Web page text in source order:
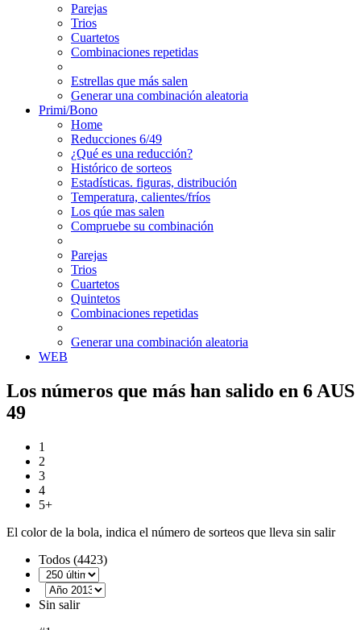
Parejas
Trios
Cuartetos
Combinaciones repetidas
Estrellas que más salen
Generar una combinación aleatoria
Primi/Bono
Home
Reducciones 6/49
¿Qué es una reducción?
Histórico de sorteos
Estadísticas. figuras, distribución
Temperatura, calientes/fríos
Los qúe mas salen
Compruebe su combinación
Parejas
Trios
Cuartetos
Quintetos
Combinaciones repetidas
Generar una combinación aleatoria
WEB
Los números que más han salido en 6 AUS
49
1
2
3
4
5+
El color de la bola, indica el número de sorteos que lleva sin salir
Todos (4423)
Sin salir